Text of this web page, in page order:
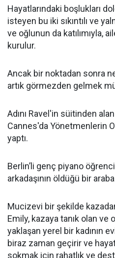
Hayatlarındaki boşlukları
isteyen bu iki sıkıntılı ve
ve oğlunun da katılımıyla,
kurulur.
Ancak bir noktadan sonra
artık görmezden gelmek
Adını Ravel'in süitinden
Cannes'da Yönetmenlerin
yaptı.
Berlin’li genç piyano
arkadaşının öldüğü bir araba
Mucizevi bir şekilde
Emily, kazaya tanık olan ve
yaklaşan yerel bir kadının
biraz zaman geçirir ve
sokmak için rahatlık ve